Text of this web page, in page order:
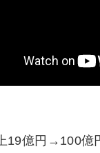
億円→100億